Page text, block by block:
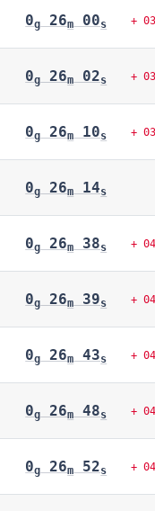
0g 26m 00s + 03
0g 26m 02s + 03
0g 26m 10s + 03
0g 26m 14s
0g 26m 38s + 04
0g 26m 39s + 04
0g 26m 43s + 04
0g 26m 48s + 04
0g 26m 52s + 04